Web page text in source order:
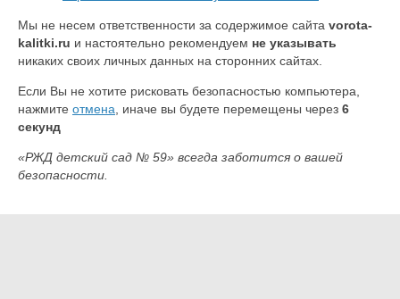
Мы не несем ответственности за содержимое сайта vorota-
kalitki.ru и настоятельно рекомендуем не указывать
никаких своих личных данных на сторонних сайтах.
Если Вы не хотите рисковать безопасностью компьютера,
нажмите отмена , иначе вы будете перемещены через 6
секунд
«РЖД детский сад № 59» всегда заботится о вашей
безопасности.